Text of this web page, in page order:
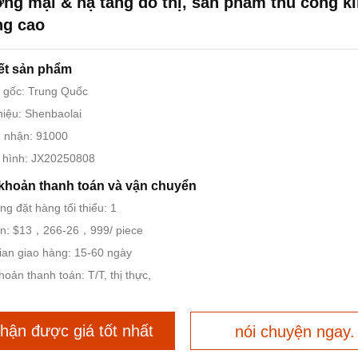
cao
sản phẩm
gốc: Trung Quốc
Shenbaolai
nhận: 91000
JX20250808
thanh toán và vận chuyển
đặt hàng tối thiểu: 1
$13，266-26，999/ piece
giao hàng: 15-60 ngày
thanh toán: T/T, thị thực,
được giá tốt nhất nói chuyện ngay.